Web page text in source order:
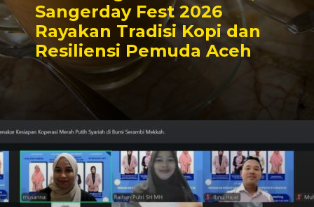
Sangerday Fest 2026
Rayakan Tradisi Kopi dan
Resiliensi Pemuda Aceh